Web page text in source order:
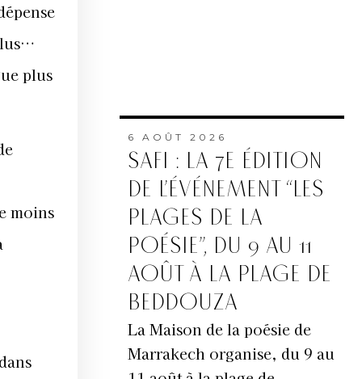
plus
moins
6 AOÛT 2026
SAFI : LA 7E ÉDITION
DE L’ÉVÉNEMENT “LES
PLAGES DE LA
POÉSIE”, DU 9 AU 11
AOÛT À LA PLAGE DE
BEDDOUZA
La Maison de la poésie de
Marrakech organise, du 9 au